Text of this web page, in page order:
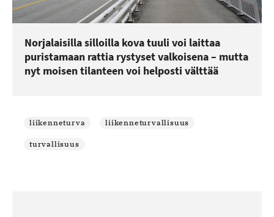
Norjalaisilla silloilla kova tuuli voi laittaa
puristamaan rattia rystyset valkoisena – mutta
nyt moisen tilanteen voi helposti välttää
liikenneturva liikenneturvallisuus
turvallisuus